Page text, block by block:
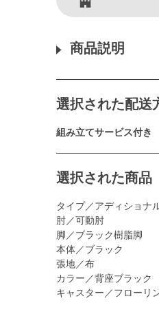
商品説明
選択された配送
組み立てサービス付
選択された商品
タイプ／アディショナ
肘／可動肘
脚／ブラック樹脂脚
本体／ブラック
張地／布
カラー／背座ブラック
キャスター／フローリ